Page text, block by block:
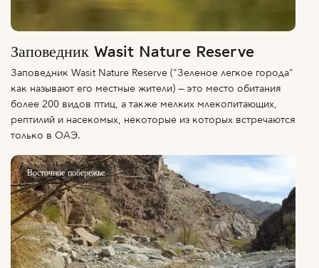
Заповедник Wasit Nature Reserve
Заповедник Wasit Nature Reserve ("Зеленое легкое города"
как называют его местные жители) — это место обитания
более 200 видов птиц, а также мелких млекопитающих,
рептилий и насекомых, некоторые из которых встречаются
только в ОАЭ.
Восточное побережье